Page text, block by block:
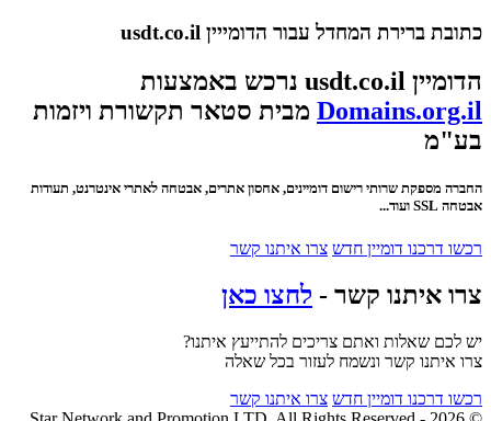
כתובת ברירת המחדל עבור הדומייין usdt.co.il
הדומיין usdt.co.il נרכש באמצעות
Domains.org.il מבית סטאר תקשורת ויזמות
בע"מ
החברה מספקת שרותי רישום דומיינים, אחסון אתרים, אבטחה לאתרי אינטרנט, תעודות
אבטחה SSL ועוד...
רכשו דרכנו דומיין חדש צרו איתנו קשר
צרו איתנו קשר - לחצו כאן
יש לכם שאלות ואתם צריכים להתייעץ איתנו?
צרו איתנו קשר ונשמח לעזור בכל שאלה
רכשו דרכנו דומיין חדש צרו איתנו קשר